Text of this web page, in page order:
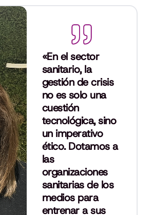
«En el sector
sanitario, la
gestión de crisis
no es solo una
cuestión
tecnológica, sino
un imperativo
ético. Dotamos a
las
organizaciones
sanitarias de los
medios para
entrenar a sus